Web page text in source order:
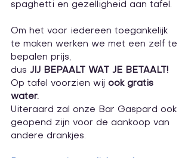
spaghetti en gezelligheid aan tafel.
Om het voor iedereen toegankelijk
te maken werken we met een zelf te
bepalen prijs,
dus JIJ BEPAALT WAT JE BETAALT!
Op tafel voorzien wij ook gratis
water.
Uiteraard zal onze Bar Gaspard ook
geopend zijn voor de aankoop van
andere drankjes.